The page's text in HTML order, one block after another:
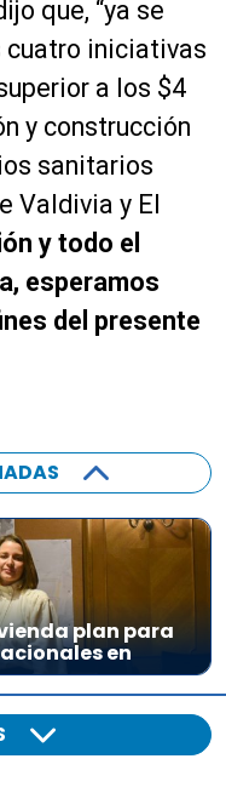
que, “ya se
iniciativas
a los $4
y construcción
sanitarios
Valdivia y El
y todo el
esperamos
del presente
plan para
en